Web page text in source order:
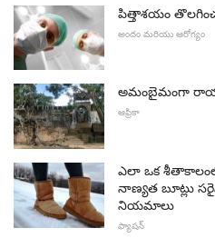
పిత్తాశయం
అందం మరియు ఆరోగ్యం
అమంబైమంగా
ఆఫ్రికా
ఎలా ఒక
నాణ్యత బూట్లు
నియమాలు
ఫ్యాషన్